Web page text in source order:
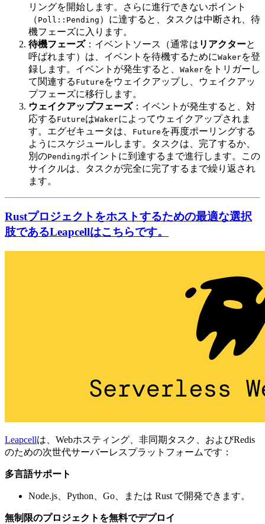
リングを開始します。さらに進行できないポイント
（ Poll::Pending ）に達すると、タスクは中断され、待
機フェーズに入ります。
待機フェーズ：イベントソース（通常は リアクターと
呼ばれます）は、イベントを待機するためにWakerを登
録します。イベントが発生すると、 Wakerをトリガーし
て関連する Future をウェイクアップし、ウェイクアッ
プフェーズに移行します。
ウェイクアップフェーズ：イベントが発生すると、対
応する FutureはWakerによってウェイクアップされま
す。エグゼキュータは、
Future を再度ポーリングする
ようにスケジュールします。タスクは、完了するか、
別のPendingポイントに到達するまで進行します。この
サイクルは、タスクが完全に完了するまで繰り返され
ます。
Rustプロジェクトをホストするための最適な選択
肢であるLeapcellはこちらです。
Leapcellは、Webホスティング、非同期タスク、およびRedis
のための次世代サーバーレスプラットフォームです：
多言語サポート
Node.js、Python、Go、または Rust で開発できます。
無制限のプロジェクトを無料でデプロイ